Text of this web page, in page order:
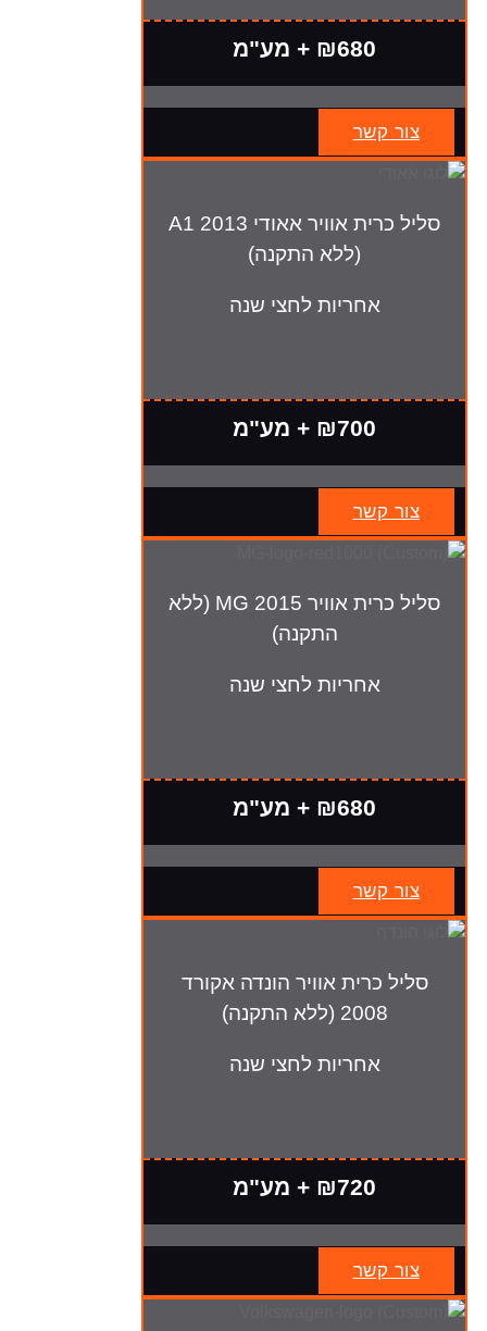
₪680 + מע"מ
צור קשר
סליל כרית אוויר אאודי A1 2013
(ללא התקנה)
אחריות לחצי שנה
₪700 + מע"מ
צור קשר
סליל כרית אוויר MG 2015 (ללא
התקנה)
אחריות לחצי שנה
₪680 + מע"מ
צור קשר
סליל כרית אוויר הונדה אקורד
2008 (ללא התקנה)
אחריות לחצי שנה
₪720 + מע"מ
צור קשר